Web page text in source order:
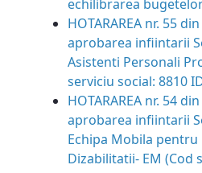
echilibrarea
HOTARAREA nr. 55
aprobarea infiintarii
Asistenti Personali
serviciu social: 8810
HOTARAREA nr. 54
aprobarea infiintarii
Echipa Mobila pentru
Dizabilitatii- EM (Cod